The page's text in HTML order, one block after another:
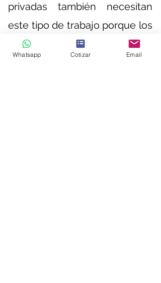
privadas también necesitan
este tipo de trabajo porque los
caminos y carreteras
sostenibles son esenciales
Whatsapp Cotizar Email